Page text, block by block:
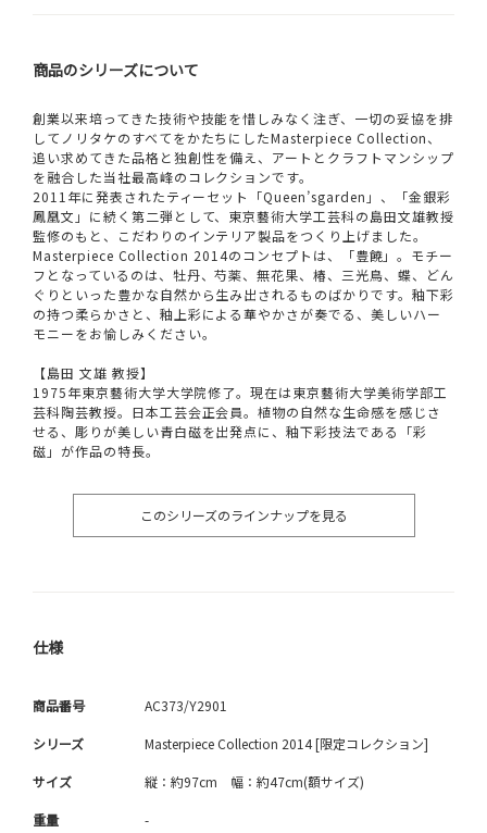
商品のシリーズについて
創業以来培ってきた技術や技能を惜しみなく注ぎ、一切の妥協を排
してノリタケのすべてをかたちにしたMasterpiece Collection、
追い求めてきた品格と独創性を備え、アートとクラフトマンシップ
を融合した当社最高峰のコレクションです。
2011年に発表されたティーセット「Queen’sgarden」、「金銀彩
鳳凰文」に続く第二弾として、東京藝術大学工芸科の島田文雄教授
監修のもと、こだわりのインテリア製品をつくり上げました。
Masterpiece Collection 2014のコンセプトは、「豊饒」。モチー
フとなっているのは、牡丹、芍薬、無花果、椿、三光鳥、蝶、どん
ぐりといった豊かな自然から生み出されるものばかりです。釉下彩
の持つ柔らかさと、釉上彩による華やかさが奏でる、美しいハー
モニーをお愉しみください。
【島田 文雄 教授】
1975年東京藝術大学大学院修了。現在は東京藝術大学美術学部工
芸科陶芸教授。日本工芸会正会員。植物の自然な生命感を感じさ
せる、彫りが美しい青白磁を出発点に、釉下彩技法である「彩
磁」が作品の特長。
このシリーズのラインナップを見る
仕様
商品番号 AC373/Y2901
シリーズ Masterpiece Collection 2014 [限定コレクション]
サイズ 縦：約97cm 幅：約47cm(額サイズ)
重量 -